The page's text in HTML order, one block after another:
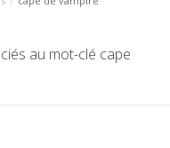
au mot-clé cape